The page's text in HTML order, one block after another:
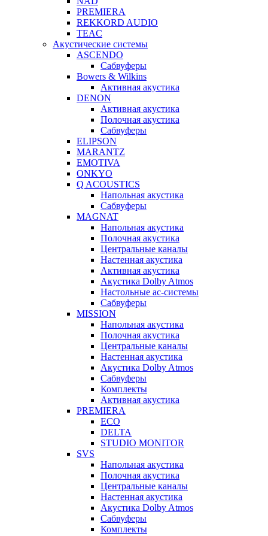
PREMIERA
REKKORD AUDIO
TEAC
Акустические системы
ASCENDO
Сабвуферы
Bowers & Wilkins
Активная акустика
DENON
Активная акустика
Полочная акустика
Сабвуферы
ELIPSON
MARANTZ
EMOTIVA
ONKYO
Q ACOUSTICS
Напольная акустика
Сабвуферы
MAGNAT
Напольная акустика
Полочная акустика
Центральные каналы
Настенная акустика
Активная акустика
Акустика Dolby Atmos
Настольные ас-системы
Сабвуферы
MISSION
Напольная акустика
Полочная акустика
Центральные каналы
Настенная акустика
Акустика Dolby Atmos
Сабвуферы
Комплекты
Активная акустика
PREMIERA
ECO
DELTA
STUDIO MONITOR
SVS
Напольная акустика
Полочная акустика
Центральные каналы
Настенная акустика
Акустика Dolby Atmos
Сабвуферы
Комплекты